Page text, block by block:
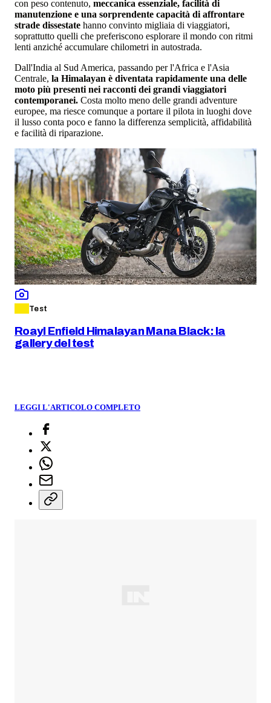
con peso contenuto, meccanica essenziale, facilità di
manutenzione e una sorprendente capacità di affrontare
strade dissestate hanno convinto migliaia di viaggiatori,
soprattutto quelli che preferiscono esplorare il mondo con ritmi
lenti anziché accumulare chilometri in autostrada.
Dall'India al Sud America, passando per l'Africa e l'Asia
Centrale, la Himalayan è diventata rapidamente una delle
moto più presenti nei racconti dei grandi viaggiatori
contemporanei. Costa molto meno delle grandi adventure
europee, ma riesce comunque a portare il pilota in luoghi dove
il lusso conta poco e fanno la differenza semplicità, affidabilità
e facilità di riparazione.
Test
Roayl Enfield Himalayan Mana Black: la
gallery del test
LEGGI L'ARTICOLO COMPLETO